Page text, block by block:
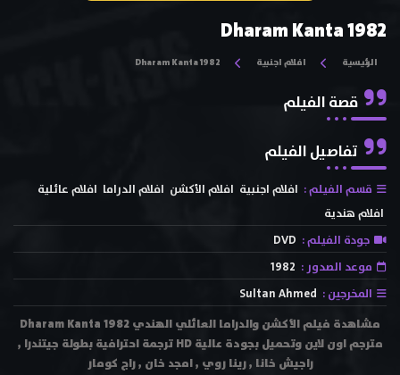
Dharam Kanta 1982
الرئيسية افلام اجنبية Dharam Kanta 1982
قصة الفيلم
تفاصيل الفيلم
قسم الفيلم : افلام اجنبية افلام الأكشن افلام الدراما افلام عائلية
افلام هندية
جودة الفيلم : DVD
موعد الصدور : 1982
المخرجين : Sultan Ahmed
مشاهدة فيلم الأكشن والدراما العائلي الهندي Dharam Kanta 1982
مترجم اون لاين وتحميل بجودة عالية HD ترجمة احترافية بطولة جيتندرا ,
راجيش خانا , رينا روي , امجد خان , راج كومار